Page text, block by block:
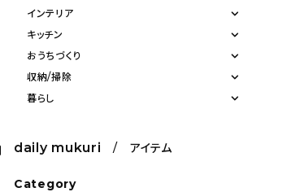
インテリア
キッチン
おうちづくり
収納/掃除
暮らし
daily mukuri / アイテム
Category